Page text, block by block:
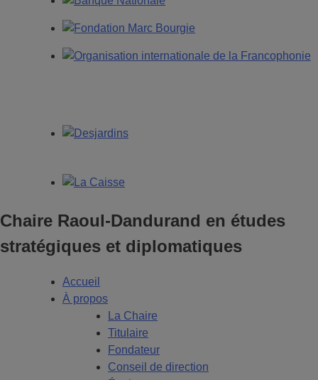
Chaire Raoul-Dandurand en études
stratégiques et diplomatiques
Accueil
À propos
La Chaire
Titulaire
Fondateur
Conseil de direction